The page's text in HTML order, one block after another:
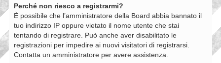
Perché non riesco a registrarmi?
È possibile che l’amministratore della Board abbia bannato il
tuo indirizzo IP oppure vietato il nome utente che stai
tentando di registrare. Può anche aver disabilitato le
registrazioni per impedire ai nuovi visitatori di registrarsi.
Contatta un amministratore per avere assistenza.